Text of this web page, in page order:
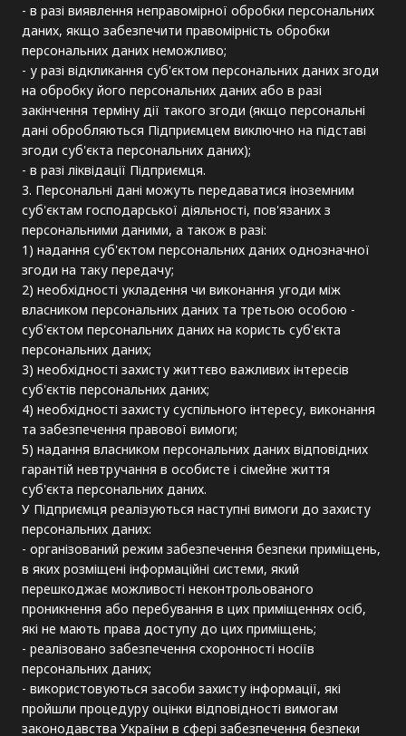
- в разі виявлення неправомірної обробки персональних
даних, якщо забезпечити правомірність обробки
персональних даних неможливо;
- у разі відкликання суб'єктом персональних даних згоди
на обробку його персональних даних або в разі
закінчення терміну дії такого згоди (якщо персональні
дані обробляються Підприємцем виключно на підставі
згоди суб'єкта персональних даних);
- в разі ліквідації Підприємця.
3. Персональні дані можуть передаватися іноземним
суб'єктам господарської діяльності, пов'язаних з
персональними даними, а також в разі:
1) надання суб'єктом персональних даних однозначної
згоди на таку передачу;
2) необхідності укладення чи виконання угоди між
власником персональних даних та третьою особою -
суб'єктом персональних даних на користь суб'єкта
персональних даних;
3) необхідності захисту життєво важливих інтересів
суб'єктів персональних даних;
4) необхідності захисту суспільного інтересу, виконання
та забезпечення правової вимоги;
5) надання власником персональних даних відповідних
гарантій невтручання в особисте і сімейне життя
суб'єкта персональних даних.
У Підприємця реалізуються наступні вимоги до захисту
персональних даних:
- організований режим забезпечення безпеки приміщень,
в яких розміщені інформаційні системи, який
перешкоджає можливості неконтрольованого
проникнення або перебування в цих приміщеннях осіб,
які не мають права доступу до цих приміщень;
- реалізовано забезпечення схоронності носіїв
персональних даних;
- використовуються засоби захисту інформації, які
пройшли процедуру оцінки відповідності вимогам
законодавства України в сфері забезпечення безпеки